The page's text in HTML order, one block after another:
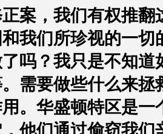
案，我们有权推翻
我们所珍视的一切
吗？我只是不知道
需要做些什么来拯
。华盛顿特区是一